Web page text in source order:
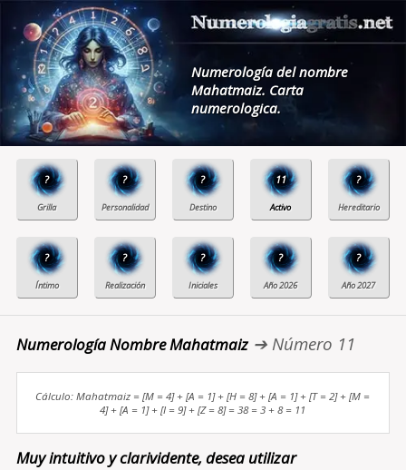
Numerología del nombre
Mahatmaiz. Carta
numerologica.
? ? ? 11 ?
? ? ? ? ?
Numerología Nombre Mahatmaiz➔ Número 11
Cálculo: Mahatmaiz = [M = 4] + [A = 1] + [H = 8] + [A = 1] + [T = 2] + [M =
4] + [A = 1] + [I = 9] + [Z = 8] = 38 = 3 + 8 = 11
Muy intuitivo y clarividente, desea utilizar